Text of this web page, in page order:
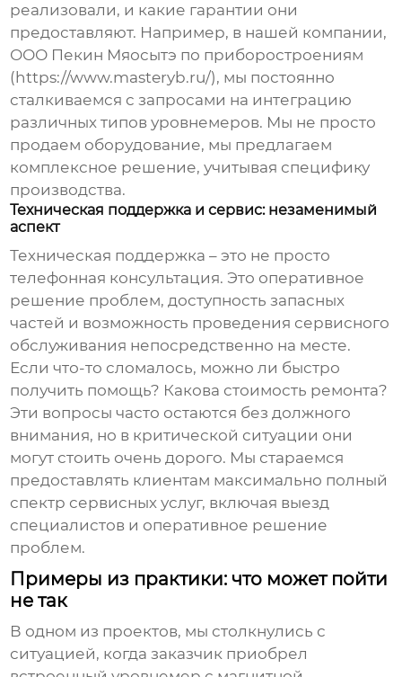
реализовали, и какие гарантии они
предоставляют. Например, в нашей компании,
ООО Пекин Мяосытэ по приборостроениям
(https://www.masteryb.ru/), мы постоянно
сталкиваемся с запросами на интеграцию
различных типов уровнемеров. Мы не просто
продаем оборудование, мы предлагаем
комплексное решение, учитывая специфику
производства.
Техническая поддержка и сервис: незаменимый
аспект
Техническая поддержка – это не просто
телефонная консультация. Это оперативное
решение проблем, доступность запасных
частей и возможность проведения сервисного
обслуживания непосредственно на месте.
Если что-то сломалось, можно ли быстро
получить помощь? Какова стоимость ремонта?
Эти вопросы часто остаются без должного
внимания, но в критической ситуации они
могут стоить очень дорого. Мы стараемся
предоставлять клиентам максимально полный
спектр сервисных услуг, включая выезд
специалистов и оперативное решение
проблем.
Примеры из практики: что может пойти
не так
В одном из проектов, мы столкнулись с
ситуацией, когда заказчик приобрел